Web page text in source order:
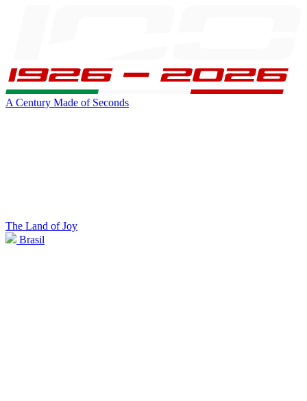
A Century Made of Seconds
The Land of Joy
Brasil